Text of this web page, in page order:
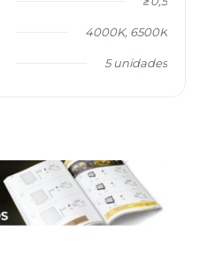
4000K, 6500K
5 unidades